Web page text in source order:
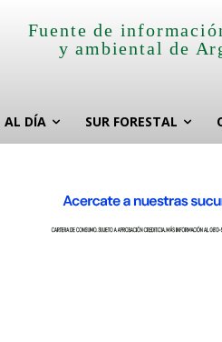
Fuente de
y ambiental de
AL DÍA SUR FORESTAL